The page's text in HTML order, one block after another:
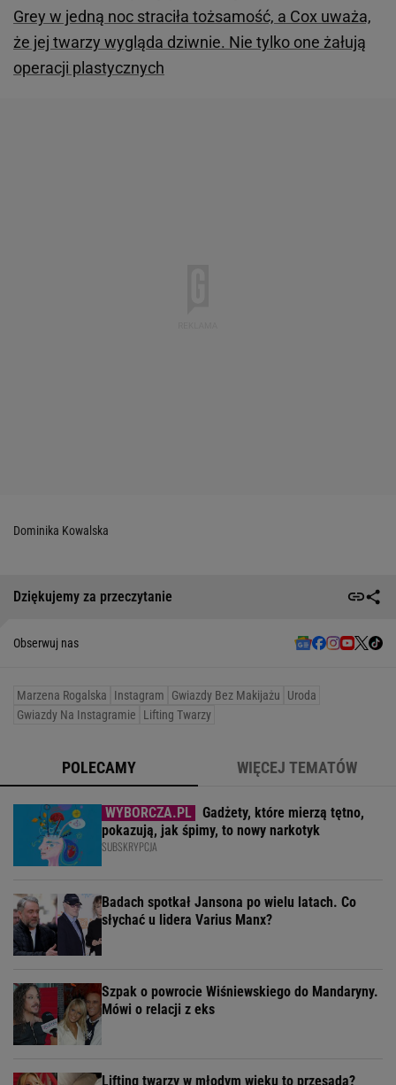
Grey w jedną noc straciła tożsamość, a Cox uważa,
że jej twarzy wygląda dziwnie. Nie tylko one żałują
operacji plastycznych
Dominika Kowalska
Dziękujemy za przeczytanie
Obserwuj nas
Marzena Rogalska Instagram Gwiazdy Bez Makijażu
Uroda
Gwiazdy Na Instagramie
Lifting Twarzy
POLECAMY WIĘCEJ TEMATÓW
Gadżety, które mierzą tętno,
pokazują, jak śpimy, to nowy narkotyk
SUBSKRYPCJA
Badach spotkał Jansona po wielu latach. Co
słychać u lidera Varius Manx?
Szpak o powrocie Wiśniewskiego do Mandaryny.
Mówi o relacji z eks
Lifting twarzy w młodym wieku to przesada?